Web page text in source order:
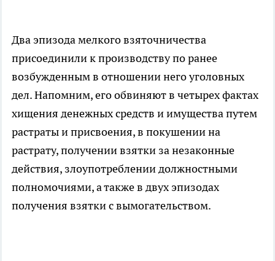
Два эпизода мелкого взяточничества
присоединили к производству по ранее
возбужденным в отношении него уголовных
дел. Напомним, его обвиняют в четырех фактах
хищения денежных средств и имущества путем
растраты и присвоения, в покушении на
растрату, получении взятки за незаконные
действия, злоупотреблении должностными
полномочиями, а также в двух эпизодах
получения взятки с вымогательством.